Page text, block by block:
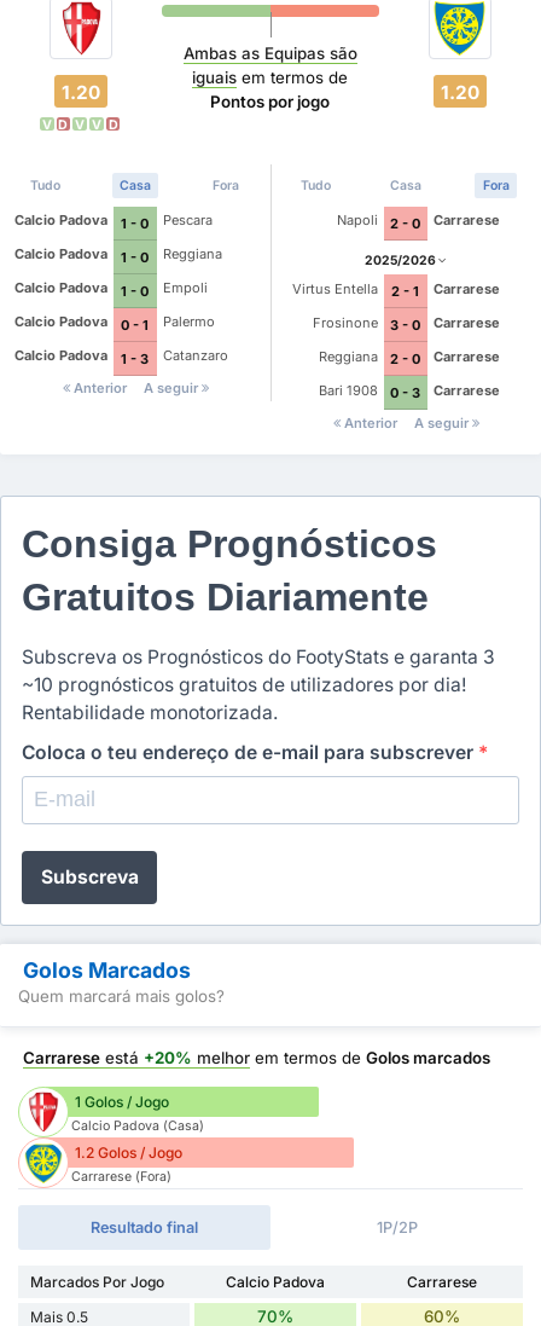
1.20
V D V V D
Ambas as Equipas são
iguais em termos de
Pontos por jogo
1.20
Tudo Casa Fora
Calcio Padova 1 - 0
Pescara
Calcio Padova
1 - 0
Reggiana
Calcio Padova
1 - 0
Empoli
Calcio Padova
0 - 1
Palermo
Calcio Padova
1 - 3
Catanzaro
Anterior
A seguir
Tudo Casa Fora
Napoli 2 - 0 Carrarese
2025/2026
Virtus Entella 2 - 1
Carrarese
Frosinone
3 - 0
Carrarese
Reggiana
2 - 0
Carrarese
Bari 1908
0 - 3
Carrarese
Anterior
A seguir
Consiga Prognósticos
Gratuitos Diariamente
Subscreva os Prognósticos do FootyStats e garanta 3
~10 prognósticos gratuitos de utilizadores por dia!
Rentabilidade monotorizada.
Coloca o teu endereço de e-mail para subscrever *
Subscreva
Golos Marcados
Quem marcará mais golos?
Carrarese está +20% melhor em termos de Golos marcados
1 Golos / Jogo
Calcio Padova (Casa)
1.2 Golos / Jogo
Carrarese (Fora)
Resultado final 1P/2P
Marcados Por Jogo Calcio Padova
Carrarese
Mais 0.5
70% 60%